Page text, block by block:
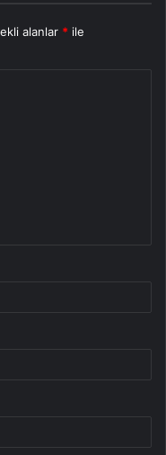
alanlar * ile